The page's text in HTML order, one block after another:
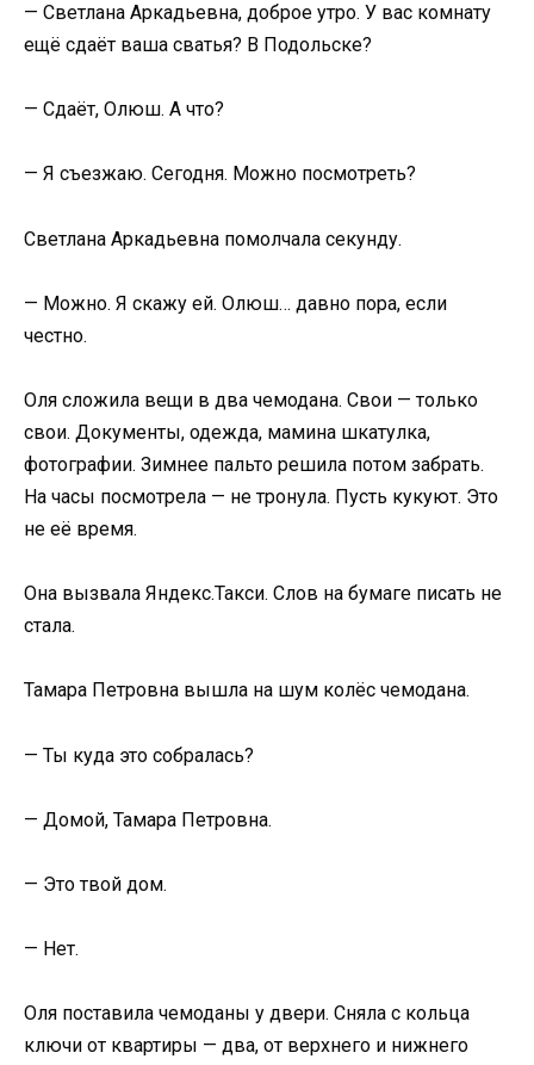
— Светлана Аркадьевна, доброе утро. У вас комнату
ещё сдаёт ваша сватья? В Подольске?
— Сдаёт, Олюш. А что?
— Я съезжаю. Сегодня. Можно посмотреть?
Светлана Аркадьевна помолчала секунду.
— Можно. Я скажу ей. Олюш… давно пора, если
честно.
Оля сложила вещи в два чемодана. Свои — только
свои. Документы, одежда, мамина шкатулка,
фотографии. Зимнее пальто решила потом забрать.
На часы посмотрела — не тронула. Пусть кукуют. Это
не её время.
Она вызвала Яндекс.Такси. Слов на бумаге писать не
стала.
Тамара Петровна вышла на шум колёс чемодана.
— Ты куда это собралась?
— Домой, Тамара Петровна.
— Это твой дом.
— Нет.
Оля поставила чемоданы у двери. Сняла с кольца
ключи от квартиры — два, от верхнего и нижнего